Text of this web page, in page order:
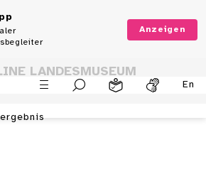
Anzeigen
En
LANDESMUSEUM